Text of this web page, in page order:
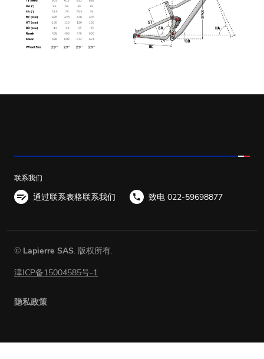
联系我们
通过联系表格联系我们 致电 022-59698877
© Lapierre SAS. 版权所有.
津ICP备15004585号-1
隐私政策